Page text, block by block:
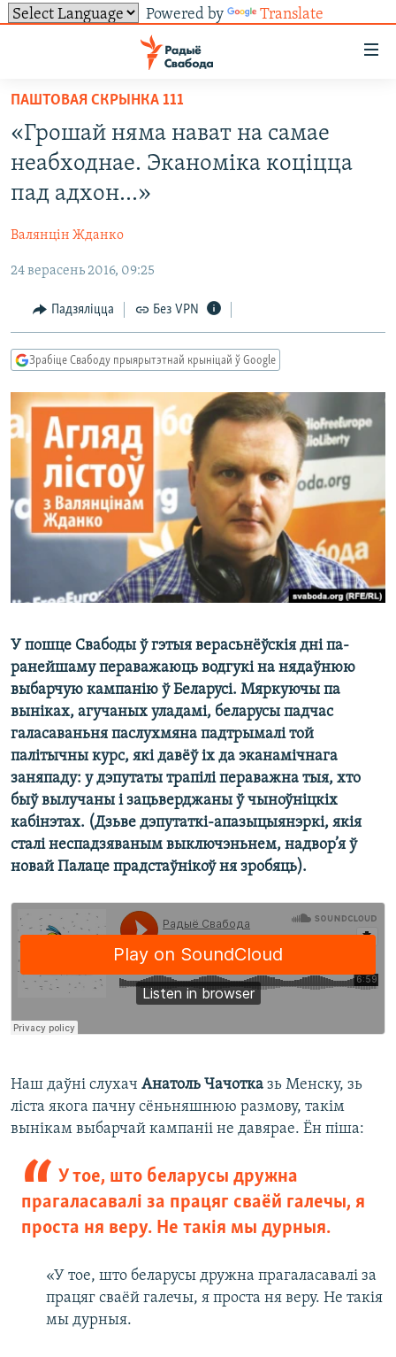
Powered by Translate
ўнівэрсальнага
доступу
Перайсьці
галоўнага
зьместу
да
навігацыі
Перайсьці
пошуку
УСЕ НАВІНЫ
ПАЛІТЫКА
ЭКАНОМІКА
ВАЙНА
ПАЛІТВЯЗЬНІ
КУЛЬТУРА
КАЛЯНДАР
ТОЛЬКІ НА СВАБОДЗЕ
ГІСТОРЫЯ НА СВАБОДЗЕ
ПАДКАСТЫ
КНІГІ
PREMIUM
МОВА
НА ХВАЛЯХ СВАБОДЫ
ПАДЗЯЛІЦЦА ІНФАРМАЦЫЯЙ
ПАДКАСТЫ
FACEBOOK
ПАШТОВАЯ СКРЫНКА 111
«Грошай няма нават на самае
неабходнае. Эканоміка коціцца
пад адхон...»
Валянцін Жданко
24 верасень 2016, 09:25
Падзяліцца Без VPN
Зрабіце Свабоду прыярытэтнай крыніцай ў Google
У пошце Свабоды ў гэтыя верасьнёўскія дні па-
ранейшаму пераважаюць водгукі на нядаўнюю
выбарчую кампанію ў Беларусі. Мяркуючы па
выніках, агучаных уладамі, беларусы падчас
галасаваньня паслухмяна падтрымалі той
палітычны курс, які давёў іх да эканамічнага
заняпаду: у дэпутаты трапілі пераважна тыя, хто
быў вылучаны і зацьверджаны ў чыноўніцкіх
кабінэтах. (Дзьве дэпутаткі-апазыцыянэркі, якія
сталі неспадзяваным выключэньнем, надвор’я ў
новай Палаце прадстаўнікоў ня зробяць).
Наш даўні слухач Анатоль Чачотка зь Менску, зь
ліста якога пачну сёньняшнюю размову, такім
вынікам выбарчай кампаніі не давярае. Ён піша:
У тое, што беларусы дружна
прагаласавалі за працяг сваёй галечы, я
проста ня веру. Не такія мы дурныя.
«У тое, што беларусы дружна прагаласавалі за
працяг сваёй галечы, я проста ня веру. Не такія
мы дурныя.